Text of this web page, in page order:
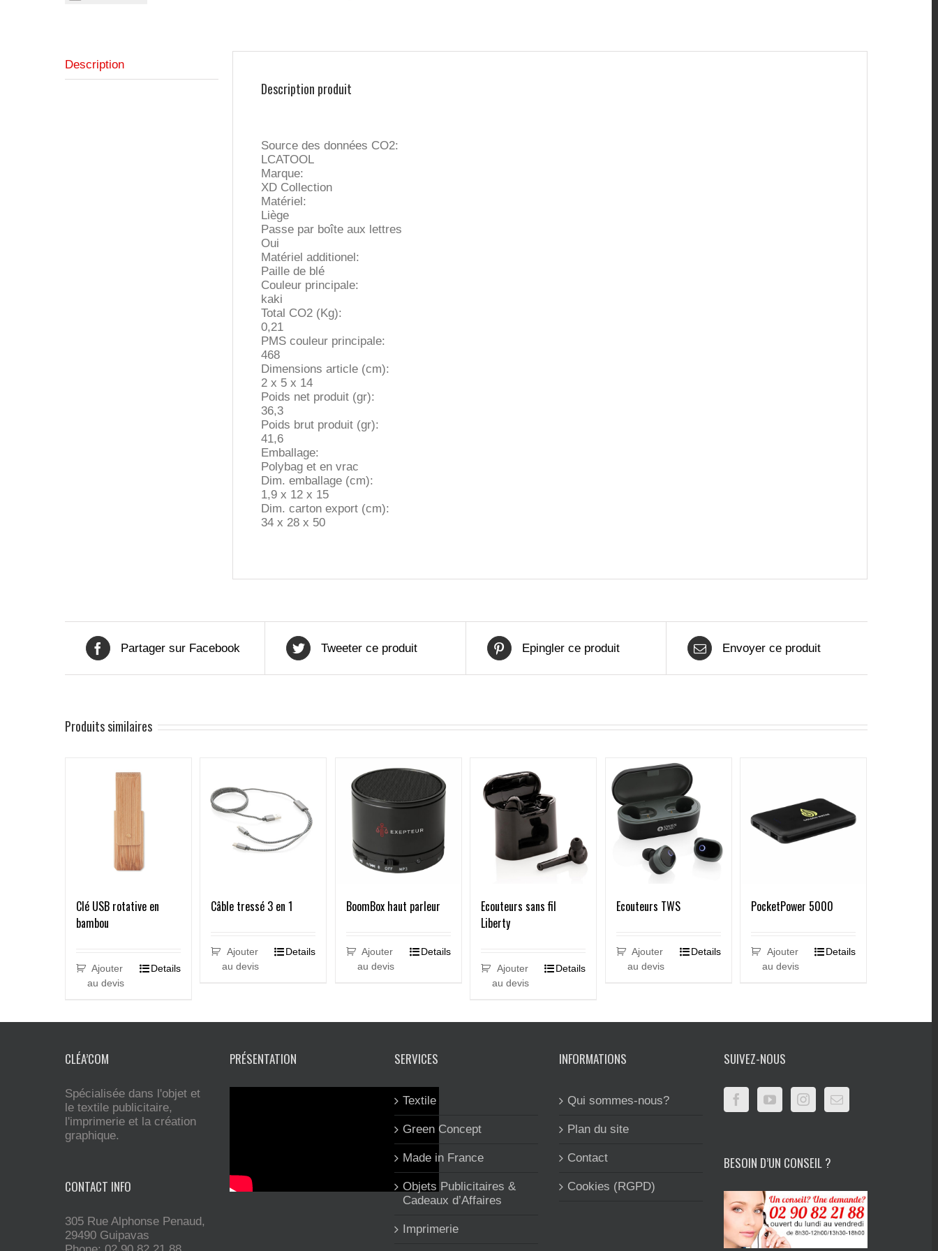
Description
Description produit
Source des données CO2:
LCATOOL
Marque:
XD Collection
Matériel:
Liège
Passe par boîte aux lettres
Oui
Matériel additionel:
Paille de blé
Couleur principale:
kaki
Total CO2 (Kg):
0,21
PMS couleur principale:
468
Dimensions article (cm):
2 x 5 x 14
Poids net produit (gr):
36,3
Poids brut produit (gr):
41,6
Emballage:
Polybag et en vrac
Dim. emballage (cm):
1,9 x 12 x 15
Dim. carton export (cm):
34 x 28 x 50
Partager sur Facebook Tweeter ce produit Epingler ce produit Envoyer ce produit
Produits similaires
Clé USB rotative en
bambou
Ajouter
au devis
Details
Câble tressé 3 en 1
Ajouter
au devis
Details
BoomBox haut parleur
Ajouter
au devis
Details
Ecouteurs sans fil
Liberty
Ajouter
au devis
Details
Ecouteurs TWS
Ajouter
au devis
Details
PocketPower 5000
Ajouter
au devis
Details
CLÉA’COM
Spécialisée dans l'objet et
le textile publicitaire,
l'imprimerie et la création
graphique.
CONTACT INFO
305 Rue Alphonse Penaud,
29490 Guipavas
PRÉSENTATION SERVICES
Textile
Green Concept
Made in France
Objets Publicitaires &
Cadeaux d’Affaires
Imprimerie
INFORMATIONS
Qui sommes-nous?
Plan du site
Contact
Cookies (RGPD)
SUIVEZ-NOUS
BESOIN D’UN CONSEIL ?